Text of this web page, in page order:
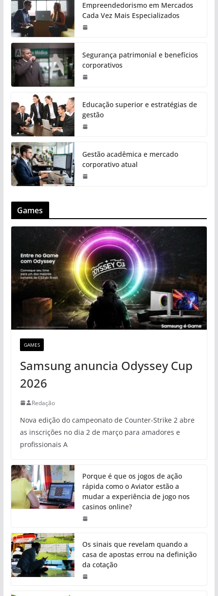
Empreendedorismo em Mercados
Cada Vez Mais Especializados
Segurança patrimonial e benefícios
corporativos
Educação superior e estratégias de
gestão
Gestão acadêmica e mercado
corporativo atual
Games
GAMES
Samsung anuncia Odyssey Cup
2026
Redação
Nova edição do campeonato de Counter-Strike 2 abre
as inscrições no dia 2 de março para amadores e
profissionais A
Porque é que os jogos de ação
rápida como o Aviator estão a
mudar a experiência de jogo nos
casinos online?
Os sinais que revelam quando a
casa de apostas errou na definição
da cotação